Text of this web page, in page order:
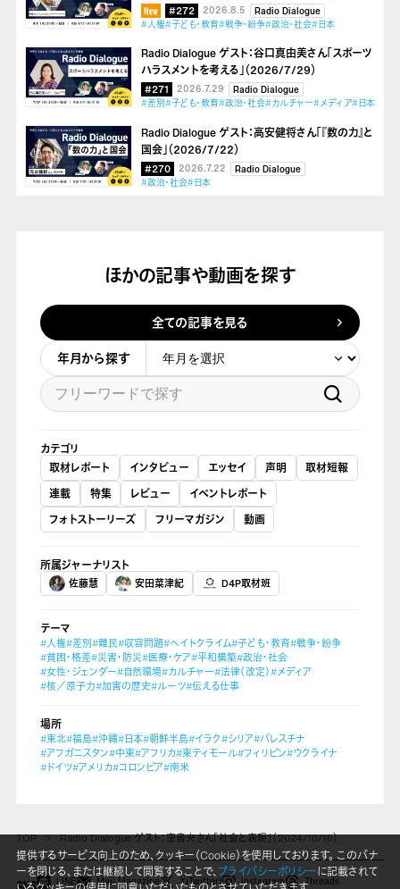
#272 2026.8.5
Radio Dialogue
#人権#子ども・教育#戦争・紛争#政治・社会#日本
Radio Dialogue ゲスト：谷口真由美さん「スポーツ
ハラスメントを考える」（2026/7/29）
#271 2026.7.29
Radio Dialogue
#差別#子ども・教育#政治・社会#カルチャー#メディア#日本
Radio Dialogue ゲスト：高安健将さん「『数の力』と
国会」（2026/7/22）
#270 2026.7.22
Radio Dialogue
#政治・社会#日本
ほかの記事や動画を探す
全ての記事を見る
年月から探す
カテゴリ
取材レポート
インタビュー エッセイ 声明
取材短報
連載
特集 レビュー
イベントレポート
フォトストーリーズ
フリーマガジン 動画
所属ジャーナリスト
佐藤慧 安田菜津紀 D4P取材班
テーマ
#人権#差別#難民#収容問題#ヘイトクライム#子ども・教育#戦争・紛争
#貧困・格差#災害・防災#医療・ケア#平和構築#政治・社会
#女性・ジェンダー#自然環境#カルチャー#法律（改定）#メディア
#核／原子力#加害の歴史#ルーツ#伝える仕事
場所
#東北#福島#沖縄#日本#朝鮮半島#イラク#シリア#パレスチナ
#アフガニスタン#中東#アフリカ#東ティモール#フィリピン#ウクライナ
#ドイツ#アメリカ#コロンビア#南米
TOP Radio Dialogue ゲスト：空音央さん「社会と表現」（2024/10/16）
LINE Mail Magazine X(Twitter) Instagram
Threads
提供するサービス向上のため、クッキー（Cookie）を使用しております。 このバナ
ーを閉じる、または継続して閲覧することで、プライバシーポリシーに記載されて